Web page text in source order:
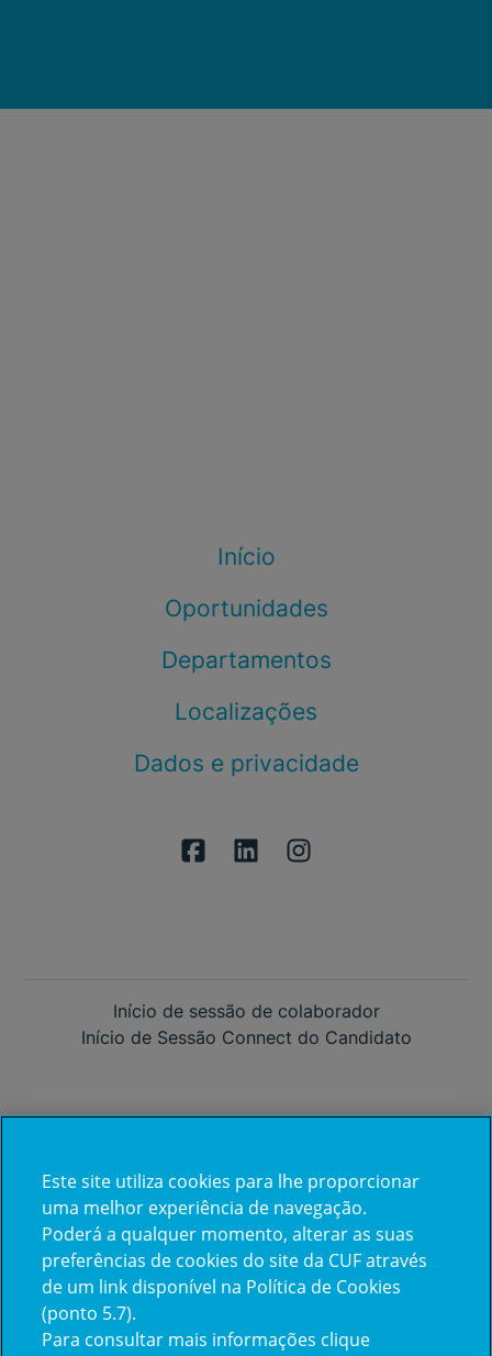
Início
Oportunidades
Departamentos
Localizações
Dados e privacidade
Início de sessão de colaborador
Início de Sessão Connect do Candidato
Já trabalha na CUF?
Vamos encontrar juntos o seu
próximo colega de equipe.
Este site utiliza cookies para lhe proporcionar
uma melhor experiência de navegação.
Poderá a qualquer momento, alterar as suas
preferências de cookies do site da CUF através
de um link disponível na Política de Cookies
(ponto 5.7).
Para consultar mais informações clique